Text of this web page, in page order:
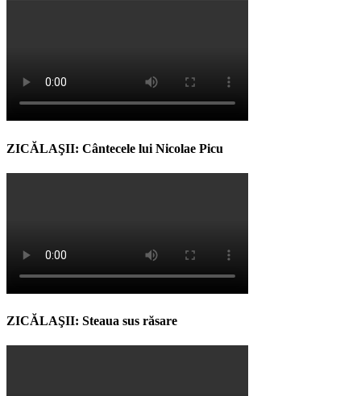
ZICĂLAŞII: Cântecele lui Nicolae Picu
ZICĂLAŞII: Steaua sus răsare